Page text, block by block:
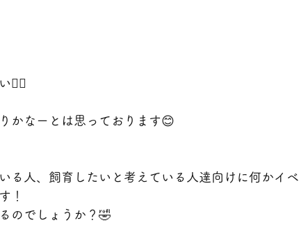
🙇‍♀️
かなーとは思っております😊
る人、飼育したいと考えている人達向けに何かイベ
！
のでしょうか？🤣